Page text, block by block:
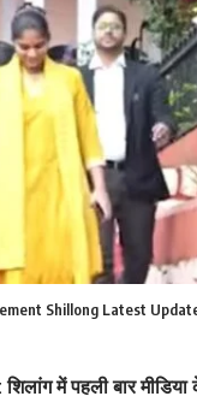
Shillong Latest
में पहली बार मीडिया